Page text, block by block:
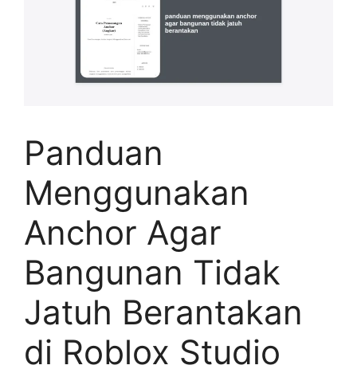
Panduan
Menggunakan
Anchor Agar
Bangunan Tidak
Jatuh Berantakan
di Roblox Studio